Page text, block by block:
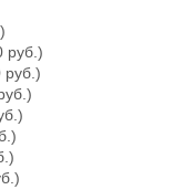
руб.)
руб.)